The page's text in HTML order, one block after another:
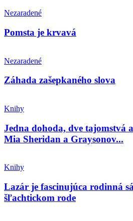
Nezaradené
Pomsta je krvavá
Nezaradené
Záhada zašepkaného slova
Knihy
Jedna dohoda, dve tajomstvá
Mia Sheridan a Graysonov...
Knihy
Lazár je fascinujúca rodinná
šľachtickom rode